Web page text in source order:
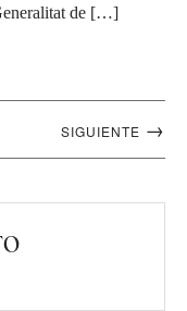
de […]
SIGUIENTE →